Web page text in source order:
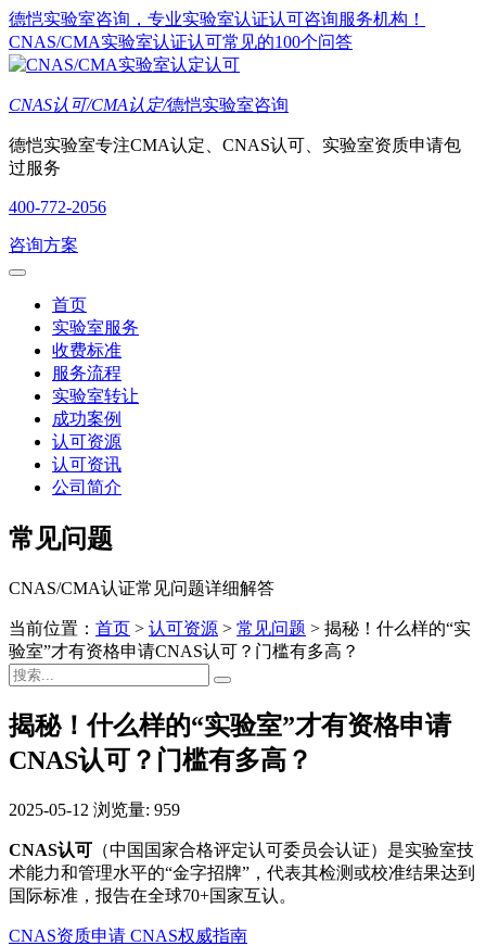
德恺实验室咨询，专业实验室认证认可咨询服务机构！
CNAS/CMA实验室认证认可常见的100个问答
CNAS认可/CMA认定/德恺实验室咨询
德恺实验室专注CMA认定、CNAS认可、实验室资质申请包
过服务
400-772-2056
咨询方案
首页
实验室服务
收费标准
服务流程
实验室转让
成功案例
认可资源
认可资讯
公司简介
常见问题
CNAS/CMA认证常见问题详细解答
当前位置： 首页 > 认可资源 > 常见问题 > 揭秘！什么样的“实
验室”才有资格申请CNAS认可？门槛有多高？
揭秘！什么样的“实验室”才有资格申请
CNAS认可？门槛有多高？
2025-05-12 浏览量: 959
CNAS认可 （中国国家合格评定认可委员会认证）是实验室技
术能力和管理水平的“金字招牌”，代表其检测或校准结果达到
国际标准，报告在全球70+国家互认。
CNAS资质申请 CNAS权威指南